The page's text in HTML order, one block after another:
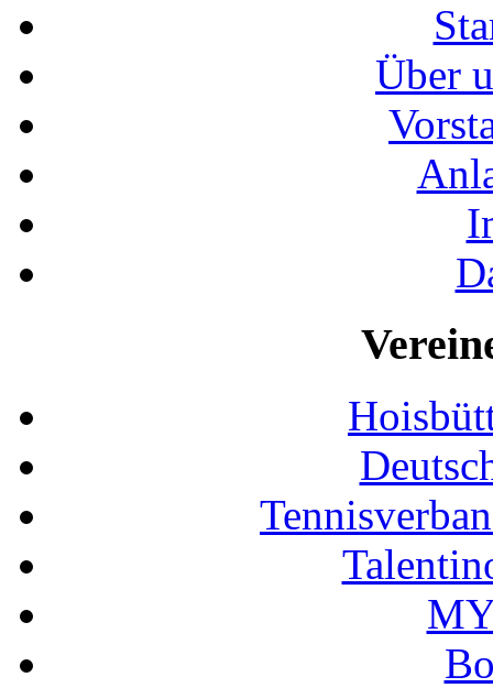
Über